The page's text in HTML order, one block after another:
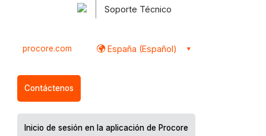
Soporte Técnico
procore.com España (Español)
Contáctenos
Inicio de sesión en la aplicación de Procore